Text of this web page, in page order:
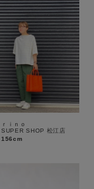
予約商品
WEB限定
在庫なし含む
ｒｉｎｏ
SUPER SHOP 松江店
156cm